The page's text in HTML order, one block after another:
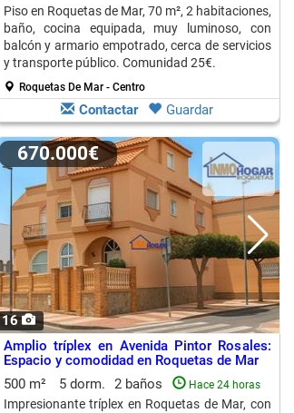
Piso en Roquetas de Mar, 70 m², 2 habitaciones,
baño, cocina equipada, muy luminoso, con
balcón y armario empotrado, cerca de servicios
y transporte público. Comunidad 25€.
Roquetas De Mar - Centro
Contactar Guardar
16
670.000€
Amplio tríplex en Avenida Pintor Rosales:
Espacio y comodidad en Roquetas de Mar
500 m²
5 dorm. 2 baños Hace 24 horas
Impresionante tríplex en Roquetas de Mar, con